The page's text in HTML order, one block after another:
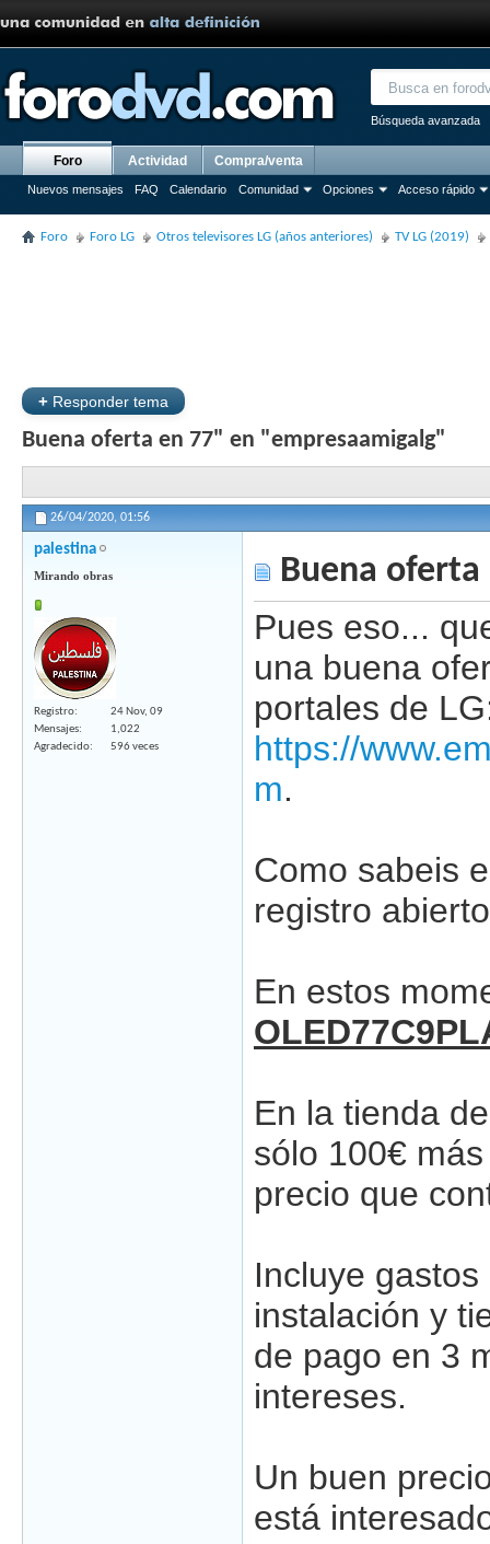
Búsqueda avanzada
Foro
Nuevos mensajes FAQ Calendario Comunidad Opciones Acceso rápido
Actividad Compra/venta
Foro Foro LG Otros televisores LG (años anteriores) TV LG (2019)
+ Responder tema
Buena oferta en 77" en "empresaamigalg"
26/04/2020, 01:56
palestina
Mirando obras
Registro
24 Nov, 09
Mensajes
1,022
Agradecido
596 veces
Buena
Pues eso...
una buena
portales de
https://
m.
Como sabeis
registro
En estos
En la tienda
sólo 100€
precio que
Incluye
instalación y
de pago en 3
intereses.
Un buen
está